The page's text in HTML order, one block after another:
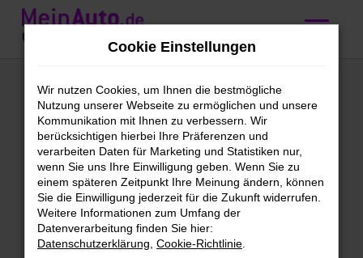
Zum
Hauptinhalt
Ford Kuga kaufen
mit Lieferservice
nach Ulm
Wir bieten günstige Ford Kuga
für Ulm
Schleichst du bereits um einen Ford
Cookie Einstellungen
Wir nutzen Cookies, um Ihnen die bestmögliche
Nutzung unserer Webseite zu ermöglichen und unsere
Kommunikation mit Ihnen zu verbessern. Wir
berücksichtigen hierbei Ihre Präferenzen und
verarbeiten Daten für Marketing und Statistiken nur,
wenn Sie uns Ihre Einwilligung geben. Wenn Sie zu
einem späteren Zeitpunkt Ihre Meinung ändern, können
Sie die Einwilligung jederzeit für die Zukunft widerrufen.
Weitere Informationen zum Umfang der
Datenverarbeitung finden Sie hier:
Datenschutzerklärung Cookie-Richtlinie